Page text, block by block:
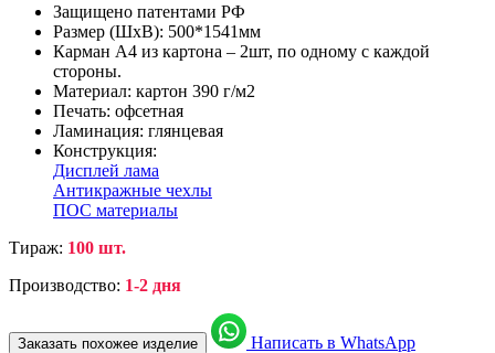
Защищено патентами РФ
Размер (ШхВ): 500*1541мм
Карман А4 из картона – 2шт, по одному с каждой
стороны.
Материал: картон 390 г/м2
Печать: офсетная
Ламинация: глянцевая
Конструкция:
Дисплей лама
Антикражные чехлы
ПОС материалы
Тираж: 100 шт.
Производство: 1-2 дня
Заказать похожее изделие Написать в WhatsApp